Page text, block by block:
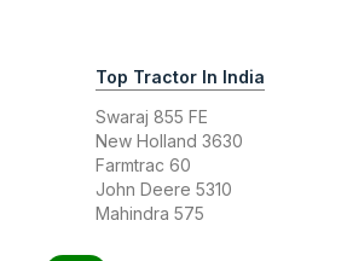
Top Tractor In India
Swaraj 855 FE
New Holland 3630
Farmtrac 60
John Deere 5310
Mahindra 575